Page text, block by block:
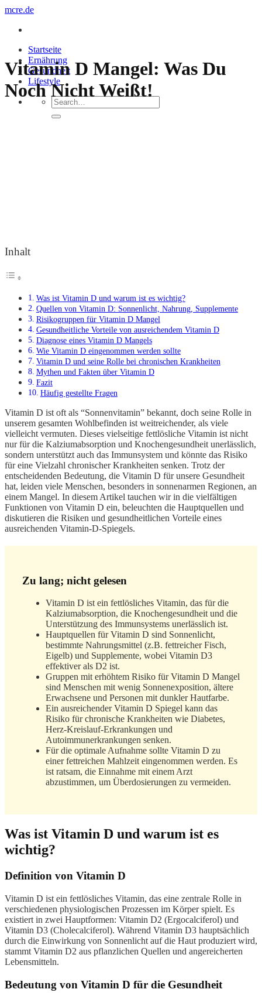
Zum
springen
mcre.de
Startseite
Ernährung
Gesundheit
Lifestyle
Vitamin D Mangel: Was Du
Noch Nicht Weißt!
Inhalt
Was ist Vitamin D und warum ist es wichtig?
Quellen von Vitamin D: Sonnenlicht, Nahrung, Supplemente
Risikogruppen für Vitamin D Mangel
Gesundheitliche Vorteile von ausreichendem Vitamin D
Diagnose eines Vitamin D Mangels
Wie Vitamin D eingenommen werden sollte
Vitamin D und seine Rolle bei chronischen Krankheiten
Mythen und Fakten über Vitamin D
Fazit
Häufig gestellte Fragen
Vitamin D ist oft als “Sonnenvitamin” bekannt, doch seine Rolle in
unserem gesamten Wohlbefinden ist weitreichender, als viele
vielleicht vermuten. Dieses vielseitige fettlösliche Vitamin ist nicht
nur für die Kalziumabsorption und Knochengesundheit unerlässlich,
sondern unterstützt auch das Immunsystem und könnte das Risiko
für eine Vielzahl chronischer Krankheiten senken. Trotz der
entscheidenden Bedeutung, die Vitamin D für unsere Gesundheit
hat, leiden viele Menschen, besonders in sonnenarmen Regionen, an
einem Mangel. In diesem Artikel tauchen wir in die vielfältigen
Funktionen von Vitamin D ein, beleuchten die Hauptquellen und
diskutieren die Risiken und gesundheitlichen Vorteile eines
ausreichenden Vitamin-D-Spiegels.
Zu lang; nicht gelesen
Vitamin D ist ein fettlösliches Vitamin, das für die
Kalziumabsorption, die Knochengesundheit und die
Unterstützung des Immunsystems unerlässlich ist.
Hauptquellen für Vitamin D sind Sonnenlicht,
bestimmte Nahrungsmittel (z.B. fettreicher Fisch,
Eigelb) und Supplemente, wobei Vitamin D3
effektiver als D2 ist.
Gruppen mit erhöhtem Risiko für Vitamin D Mangel
sind Menschen mit wenig Sonnenexposition, ältere
Erwachsene und Personen mit dunkler Hautfarbe.
Ein ausreichender Vitamin D Spiegel kann das
Risiko für chronische Krankheiten wie Diabetes,
Herz-Kreislauf-Erkrankungen und
Autoimmunerkrankungen senken.
Für die optimale Aufnahme sollte Vitamin D zu
einer fettreichen Mahlzeit eingenommen werden. Es
ist ratsam, die Einnahme mit einem Arzt
abzustimmen, um Überdosierungen zu vermeiden.
Was ist Vitamin D und warum ist es
wichtig?
Definition von Vitamin D
Vitamin D ist ein fettlösliches Vitamin, das eine zentrale Rolle in
verschiedenen physiologischen Prozessen im Körper spielt. Es
existiert in zwei Hauptformen: Vitamin D2 (Ergocalciferol) und
Vitamin D3 (Cholecalciferol). Während Vitamin D3 hauptsächlich
durch die Einwirkung von Sonnenlicht auf die Haut produziert wird,
stammt Vitamin D2 aus pflanzlichen Quellen und angereicherten
Lebensmitteln.
Bedeutung von Vitamin D für die Gesundheit